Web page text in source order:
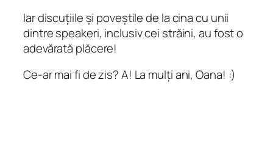
Iar discuțiile și poveștile de la cina cu unii
dintre speakeri, inclusiv cei străini, au fost o
adevărată plăcere!
Ce-ar mai fi de zis? A! La mulți ani, Oana! :)